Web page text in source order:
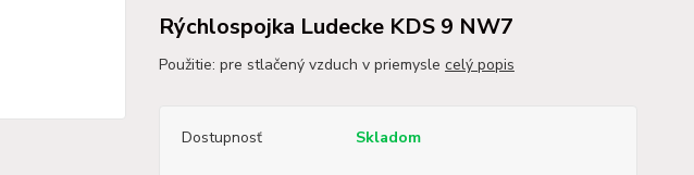
Rýchlospojka Ludecke KDS 9 NW7
Použitie: pre stlačený vzduch v priemysle celý popis
Dostupnosť Skladom